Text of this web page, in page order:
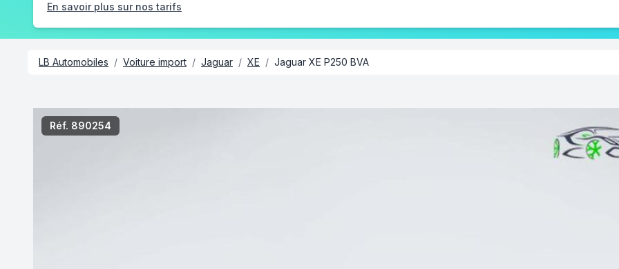
En savoir plus sur nos tarifs
LB Automobiles / Voiture import / Jaguar / XE / Jaguar XE P250 BVA
Réf. 890254